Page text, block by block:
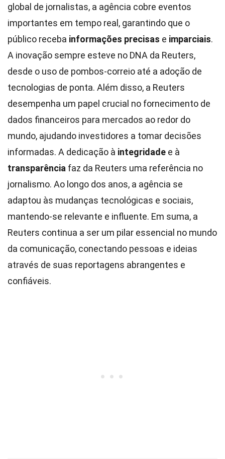
global de jornalistas, a agência cobre eventos
importantes em tempo real, garantindo que o
público receba informações precisas e imparciais.
A inovação sempre esteve no DNA da Reuters,
desde o uso de pombos-correio até a adoção de
tecnologias de ponta. Além disso, a Reuters
desempenha um papel crucial no fornecimento de
dados financeiros para mercados ao redor do
mundo, ajudando investidores a tomar decisões
informadas. A dedicação à integridade e à
transparência faz da Reuters uma referência no
jornalismo. Ao longo dos anos, a agência se
adaptou às mudanças tecnológicas e sociais,
mantendo-se relevante e influente. Em suma, a
Reuters continua a ser um pilar essencial no mundo
da comunicação, conectando pessoas e ideias
através de suas reportagens abrangentes e
confiáveis.